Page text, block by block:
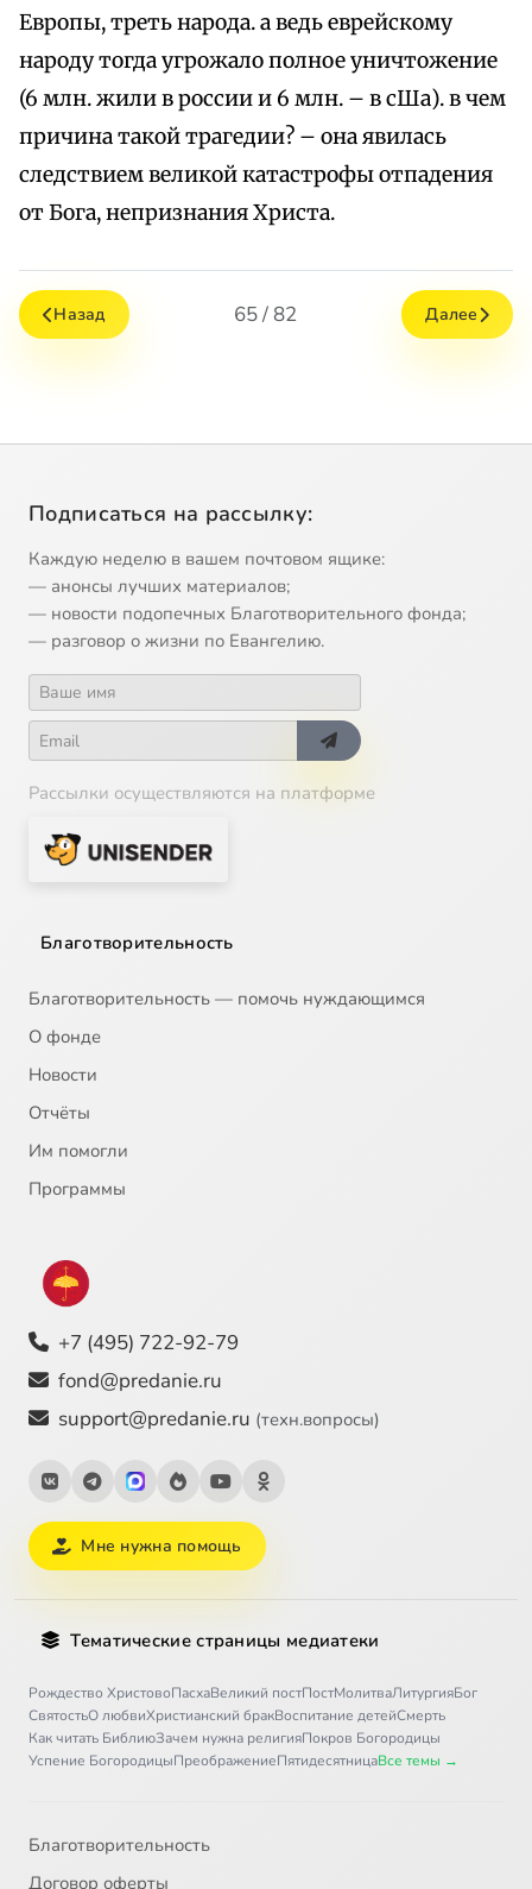
Европы, треть народа. а ведь еврейскому
народу тогда угрожало полное уничтожение
(6 млн. жили в россии и 6 млн. – в сШа). в чем
причина такой трагедии? – она явилась
следствием великой катастрофы отпадения
от Бога, непризнания Христа.
Назад 65 / 82 Далее
Подписаться на рассылку:
Каждую неделю в вашем почтовом ящике:
— анонсы лучших материалов;
— новости подопечных Благотворительного фонда;
— разговор о жизни по Евангелию.
Рассылки осуществляются на платформе
Благотворительность
Благотворительность — помочь нуждающимся
О фонде
Новости
Отчёты
Им помогли
Программы
+7 (495) 722-92-79
fond@predanie.ru
support@predanie.ru (техн.вопросы)
Мне нужна помощь
Тематические страницы медиатеки
Рождество ХристовоПасхаВеликий постПостМолитваЛитургияБог
СвятостьО любвиХристианский бракВоспитание детейСмерть
Как читать БиблиюЗачем нужна религияПокров Богородицы
Успение БогородицыПреображениеПятидесятницаВсе темы →
Благотворительность
Договор оферты